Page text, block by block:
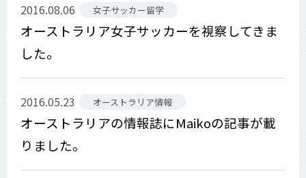
2016.08.06 女子サッカー留学
オーストラリア女子サッカーを視察してきま
した。
2016.05.23 オーストラリア情報
オーストラリアの情報誌にMaikoの記事が載
りました。